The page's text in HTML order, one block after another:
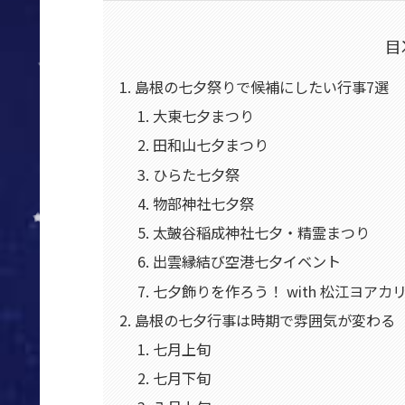
島根の七夕祭りで候補にしたい行事7選
大東七夕まつり
田和山七夕まつり
ひらた七夕祭
物部神社七夕祭
太皷谷稲成神社七夕・精霊まつり
出雲縁結び空港七夕イベント
七夕飾りを作ろう！ with 松江ヨアカ
島根の七夕行事は時期で雰囲気が変わる
七月上旬
七月下旬